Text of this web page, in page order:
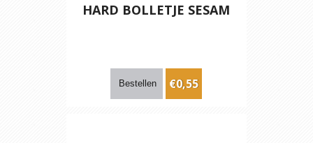
HARD BOLLETJE SESAM
€0,55